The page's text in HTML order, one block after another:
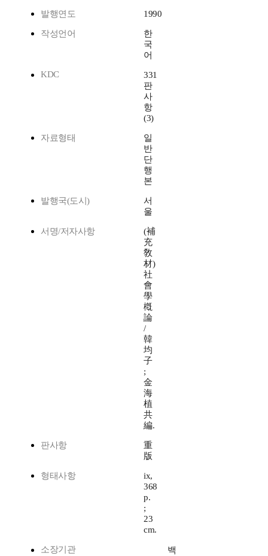
발행연도 1990
작성언어
한
국
어
KDC
331
판
사
항
(3)
자료형태
일
반
단
행
본
발행국(도시)
서
울
서명/저자사항
(補
充
敎
材)
社
會
學
槪
論
/
韓
均
子
;
金
海
植
共
編.
판사항
重
版
형태사항
ix,
368
p.
;
23
cm.
소장기관
백